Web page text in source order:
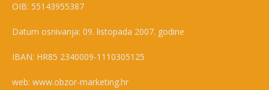
OIB: 55143955387
Datum osnivanja: 09. listopada 2007. godine
IBAN: HR85 2340009-1110305125
web: www.obzor-marketing.hr